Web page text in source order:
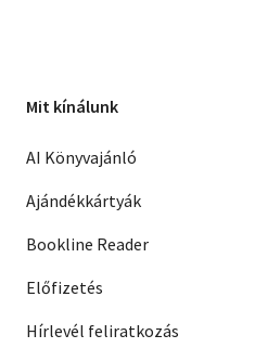
Mit kínálunk
AI Könyvajánló
Ajándékkártyák
Bookline Reader
Előfizetés
Hírlevél feliratkozás